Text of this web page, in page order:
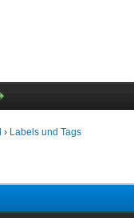
› Labels und Tags